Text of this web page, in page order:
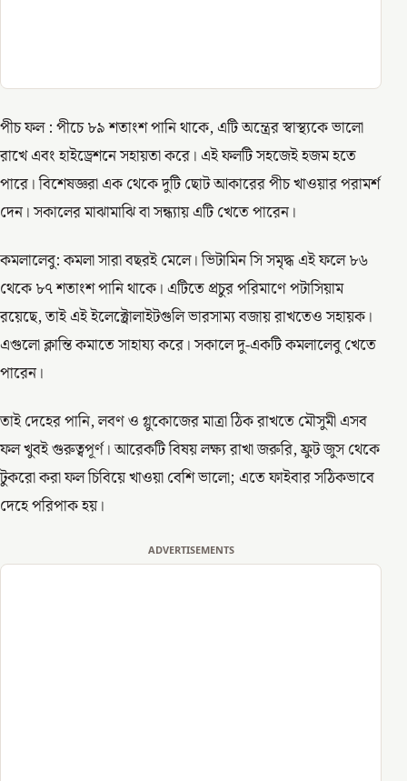
পীচ ফল : পীচে ৮৯ শতাংশ পানি থাকে, এটি অন্ত্রের স্বাস্থ্যকে ভালো
রাখে এবং হাইড্রেশনে সহায়তা করে। এই ফলটি সহজেই হজম হতে
পারে। বিশেষজ্ঞরা এক থেকে দুটি ছোট আকারের পীচ খাওয়ার পরামর্শ
দেন। সকালের মাঝামাঝি বা সন্ধ্যায় এটি খেতে পারেন।
কমলালেবু: কমলা সারা বছরই মেলে। ভিটামিন সি সমৃদ্ধ এই ফলে ৮৬
থেকে ৮৭ শতাংশ পানি থাকে। এটিতে প্রচুর পরিমাণে পটাসিয়াম
রয়েছে, তাই এই ইলেক্ট্রোলাইটগুলি ভারসাম্য বজায় রাখতেও সহায়ক।
এগুলো ক্লান্তি কমাতে সাহায্য করে। সকালে দু-একটি কমলালেবু খেতে
পারেন।
তাই দেহের পানি, লবণ ও গ্লুকোজের মাত্রা ঠিক রাখতে মৌসুমী এসব
ফল খুবই গুরুত্বপূর্ণ। আরেকটি বিষয় লক্ষ্য রাখা জরুরি, ফ্রুট জুস থেকে
টুকরো করা ফল চিবিয়ে খাওয়া বেশি ভালো; এতে ফাইবার সঠিকভাবে
দেহে পরিপাক হয়।
ADVERTISEMENTS